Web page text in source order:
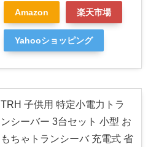
Amazon 楽天市場
Yahooショッピング
TRH 子供用 特定小電力トラ
ンシーバー 3台セット 小型 お
もちゃトランシーバ 充電式 省